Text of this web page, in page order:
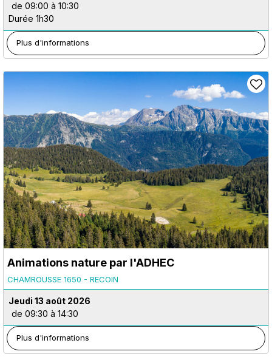
de 09:00 à 10:30
Durée 1h30
Plus d'informations
Animations nature par l'ADHEC
CHAMROUSSE 1650 - RECOIN
Jeudi 13 août 2026
de 09:30 à 14:30
Plus d'informations